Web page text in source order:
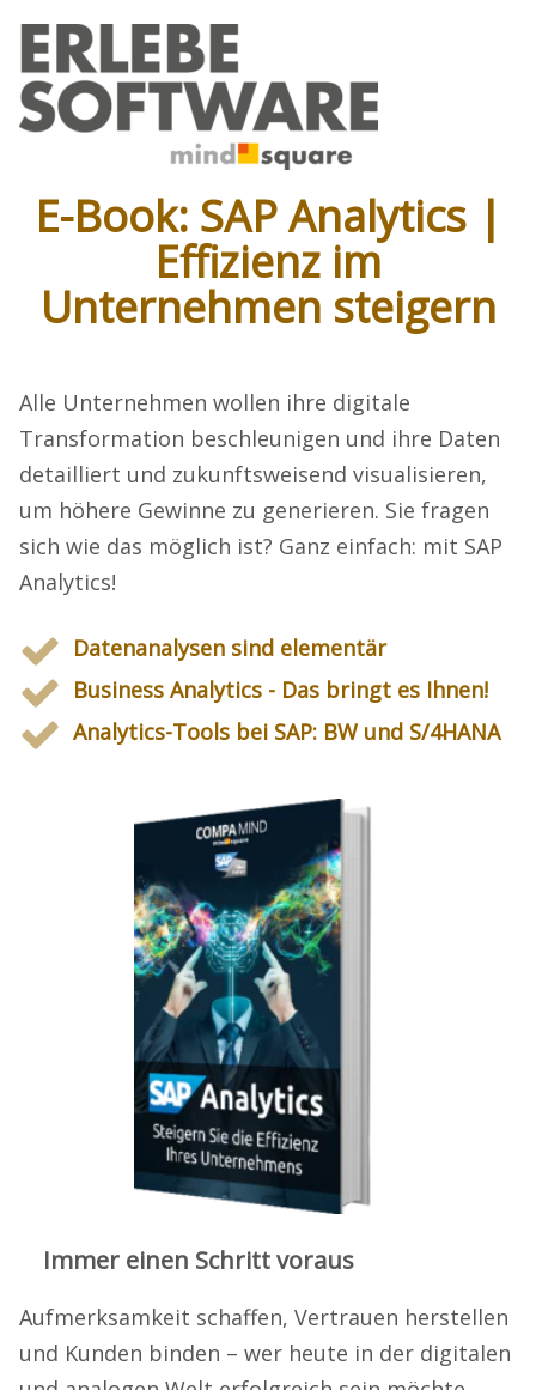
E-Book: SAP Analytics |
Effizienz im
Unternehmen steigern
Alle Unternehmen wollen ihre digitale
Transformation beschleunigen und ihre Daten
detailliert und zukunftsweisend visualisieren,
um höhere Gewinne zu generieren. Sie fragen
sich wie das möglich ist? Ganz einfach: mit SAP
Analytics!
Datenanalysen sind elementär
Business Analytics - Das bringt es Ihnen!
Analytics-Tools bei SAP: BW und S/4HANA
Immer einen Schritt voraus
Aufmerksamkeit schaffen, Vertrauen herstellen
und Kunden binden – wer heute in der digitalen